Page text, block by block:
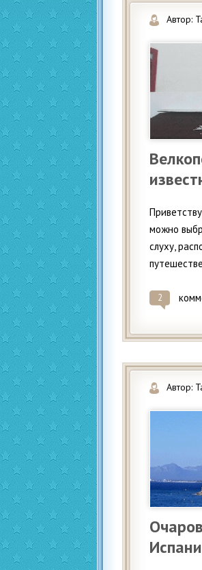
Автор:
можно
слуху,
2
Автор: